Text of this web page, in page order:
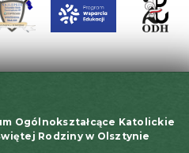
Ogólnokształcące Katolickie
Rodziny w Olsztynie